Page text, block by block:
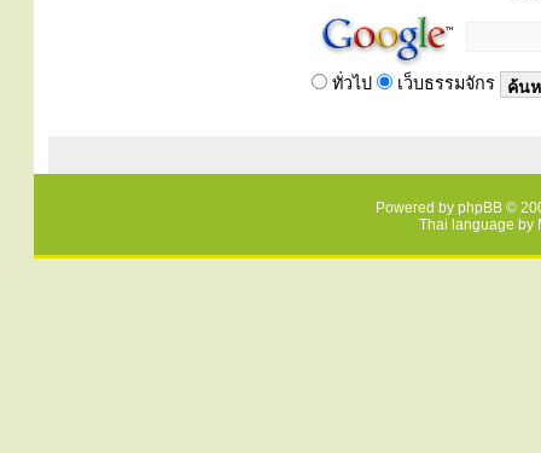
ทั่วไป เว็บธรรมจักร
Powered by phpBB ©
Thai language by